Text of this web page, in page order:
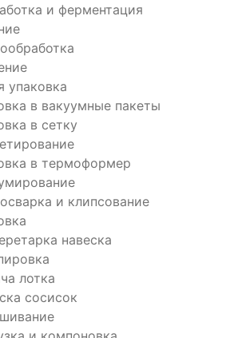
и ферментация
упаковка
в вакуумные пакеты
в сетку
в термоформер
и клипсование
навеска
лотка
сосисок